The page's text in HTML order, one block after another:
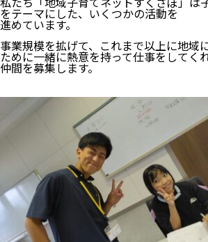
をテーマにした、いくつかの活動を
進めています。
事業規模を拡げて、これまで以上に地域
ために一緒に熱意を持って仕事をしてく
仲間を募集します。